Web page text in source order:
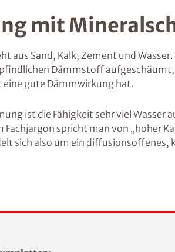
mit
aus Sand, Kalk, Zement und
Dämmstoff aufgeschäumt,
gute Dämmwirkung hat.
ist die Fähigkeit sehr viel Wasser
Fachjargon spricht man von „hoher
sich also um ein diffusionsoffenes,